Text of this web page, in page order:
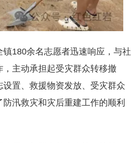
180余名志愿者迅速响应，与社
主动承担起受灾群众转移撤
置、救援物资发放、受灾群众
汛救灾和灾后重建工作的顺利